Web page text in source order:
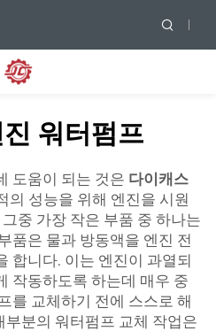
워터펌프
도움이 되는 것은 다이캐스
의 성능을 위해 엔진을 시원
중 가장 작은 부품 중 하나는
품은 물과 방동액을 엔진 전
합니다. 이는 엔진이 과열되
작동하도록 하는데 매우 중
를 교체하기 전에 스스로 해
분의 워터펌프 교체 작업은